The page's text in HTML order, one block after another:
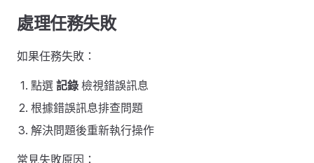
處理任務失敗
如果任務失敗：
點選 記錄 檢視錯誤訊息
根據錯誤訊息排查問題
解決問題後重新執行操作
常見失敗原因：